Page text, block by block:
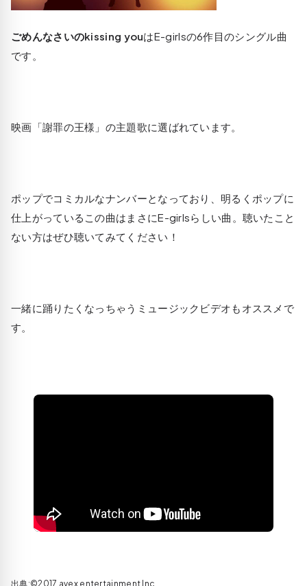
ごめんなさいのkissing youはE-girlsの6作目のシングル曲
です。
映画「謝罪の王様」の主題歌に選ばれています。
ポップでコミカルなナンバーとなっており、明るくポップに
仕上がっているこの曲はまさにE-girlsらしい曲。聴いたこと
ない方はぜひ聴いてみてください！
一緒に踊りたくなっちゃうミュージックビデオもオススメで
す。
出典:©2017 avex entertainment Inc.